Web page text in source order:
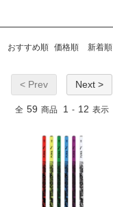
おすすめ順 価格順 新着順
< Prev Next >
全 59 商品 1 - 12 表示